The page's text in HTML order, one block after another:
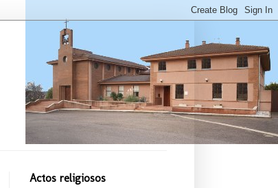
Actos religiosos